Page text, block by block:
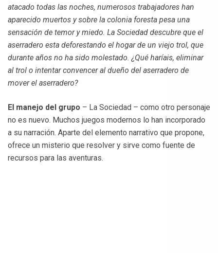
atacado todas las noches, numerosos trabajadores han
aparecido muertos y sobre la colonia foresta pesa una
sensación de temor y miedo. La Sociedad descubre que el
aserradero esta deforestando el hogar de un viejo trol, que
durante años no ha sido molestado. ¿Qué haríais, eliminar
al trol o intentar convencer al dueño del aserradero de
mover el aserradero?
El manejo del grupo – La Sociedad – como otro personaje
no es nuevo. Muchos juegos modernos lo han incorporado
a su narración. Aparte del elemento narrativo que propone,
ofrece un misterio que resolver y sirve como fuente de
recursos para las aventuras.